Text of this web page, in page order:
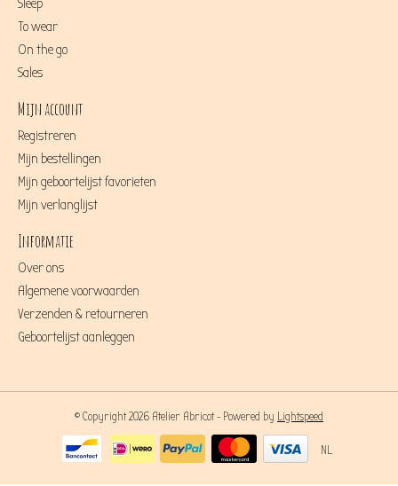
Sleep
To wear
On the go
Sales
Mijn account
Registreren
Mijn bestellingen
Mijn geboortelijst favorieten
Mijn verlanglijst
Informatie
Over ons
Algemene voorwaarden
Verzenden & retourneren
Geboortelijst aanleggen
© Copyright 2026 Atelier Abricot - Powered by Lightspeed
NL